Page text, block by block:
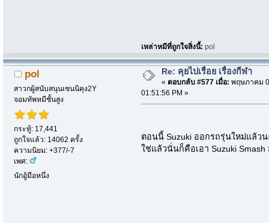
เหล่าหมีที่ถูกใจสิ่งนี้:pol
pol
สาวกผู้สนับสนุนเซนนิคุง2Y
จอมทัพหมีชั้นสูง
กระทู้: 17,441
ถูกใจแล้ว: 14062 ครั้ง
ความนิยม: +377/-7
เพศ:
นักอู้มือหนึ่ง
Re: คุยไปเรื่อย เรื่องกีฬา
« ตอบกลับ #577 เมื่อ: พฤษภาคม
01:51:56 PM »
ตอนนี้ Suzuki ออกรถรุ่นใหม่แล้ว
ใช่แล้วนั่นก็คือเอา Suzuki